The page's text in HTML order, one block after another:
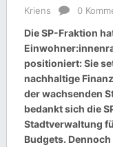
Kriens
0
Die SP-Fraktion
positioniert: Sie
nachhaltige
der wachsenden
bedankt sich die
Stadtverwaltung
Budgets.